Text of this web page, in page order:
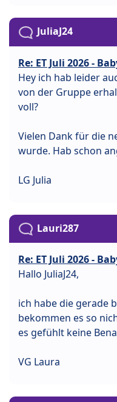
JuliaJ24
Re: ET Juli 2026 -
Hey ich hab leider
von der Gruppe
voll?
Vielen Dank für die
wurde. Hab schon
LG Julia
Lauri287
Re: ET Juli 2026 -
Hallo JuliaJ24,
ich habe die gerade
bekommen es so
es gefühlt keine
VG Laura